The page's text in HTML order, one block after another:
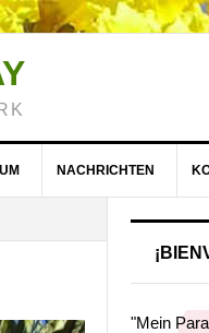
NACHRICHTEN
"Mein